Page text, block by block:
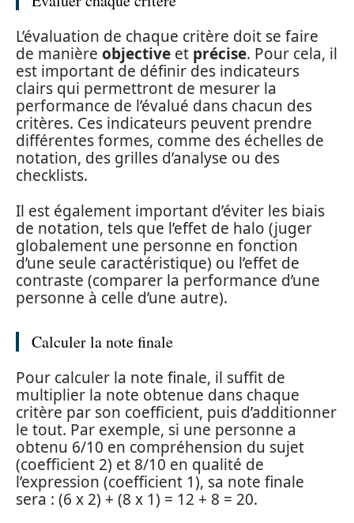
L’évaluation de chaque critère doit se faire
de manière objective et précise. Pour cela, il
est important de définir des indicateurs
clairs qui permettront de mesurer la
performance de l’évalué dans chacun des
critères. Ces indicateurs peuvent prendre
différentes formes, comme des échelles de
notation, des grilles d’analyse ou des
checklists.
Il est également important d’éviter les biais
de notation, tels que l’effet de halo (juger
globalement une personne en fonction
d’une seule caractéristique) ou l’effet de
contraste (comparer la performance d’une
personne à celle d’une autre).
Calculer la note finale
Pour calculer la note finale, il suffit de
multiplier la note obtenue dans chaque
critère par son coefficient, puis d’additionner
le tout. Par exemple, si une personne a
obtenu 6/10 en compréhension du sujet
(coefficient 2) et 8/10 en qualité de
l’expression (coefficient 1), sa note finale
sera : (6 x 2) + (8 x 1) = 12 + 8 = 20.